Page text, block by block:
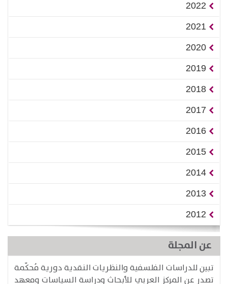
2022
2021
2020
2019
2018
2017
2016
2015
2014
2013
2012
عن المجلة
تبين للدراسات الفلسفية والنظريات النقدية دورية مُحكّمة
تصدر عن المركز العربي للأبحاث ودراسة السياسات ومعهد